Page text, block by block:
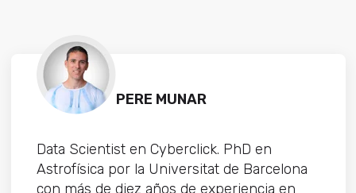
PERE MUNAR
Data Scientist en Cyberclick. PhD en
Astrofísica por la Universitat de Barcelona
con más de diez años de experiencia en